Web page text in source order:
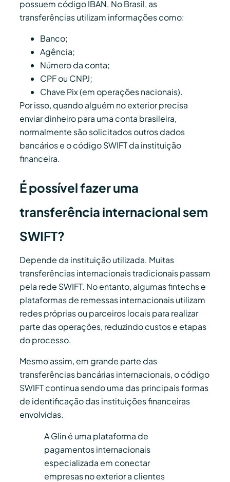
possuem código IBAN. No Brasil, as
transferências utilizam informações como:
Banco;
Agência;
Número da conta;
CPF ou CNPJ;
Chave Pix (em operações nacionais).
Por isso, quando alguém no exterior precisa
enviar dinheiro para uma conta brasileira,
normalmente são solicitados outros dados
bancários e o código SWIFT da instituição
financeira.
É possível fazer uma
transferência internacional sem
SWIFT?
Depende da instituição utilizada. Muitas
transferências internacionais tradicionais passam
pela rede SWIFT. No entanto, algumas fintechs e
plataformas de remessas internacionais utilizam
redes próprias ou parceiros locais para realizar
parte das operações, reduzindo custos e etapas
do processo.
Mesmo assim, em grande parte das
transferências bancárias internacionais, o código
SWIFT continua sendo uma das principais formas
de identificação das instituições financeiras
envolvidas.
A Glin é uma plataforma de
pagamentos internacionais
especializada em conectar
empresas no exterior a clientes